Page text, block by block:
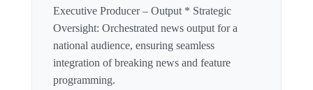
Executive Producer – Output * Strategic
Oversight: Orchestrated news output for a
national audience, ensuring seamless
integration of breaking news and feature
programming.